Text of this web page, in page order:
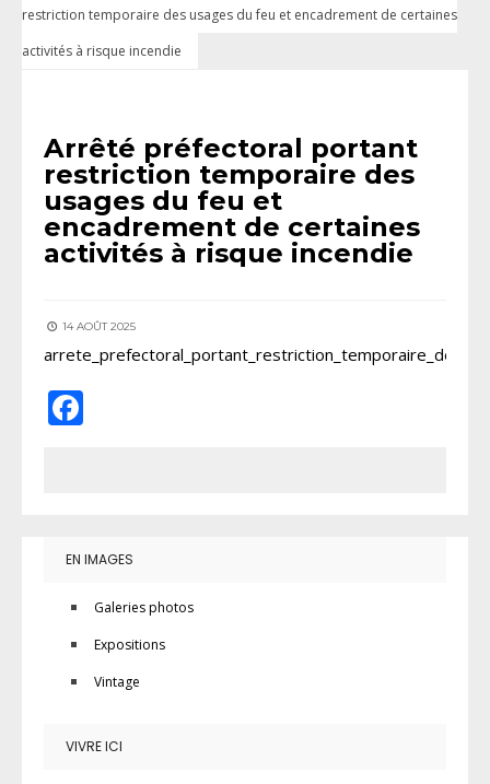
restriction temporaire des usages du feu et encadrement de certaines
activités à risque incendie
Arrêté préfectoral portant
restriction temporaire des
usages du feu et
encadrement de certaines
activités à risque incendie
14 AOÛT 2025
EN IMAGES
Galeries photos
Expositions
Vintage
VIVRE ICI